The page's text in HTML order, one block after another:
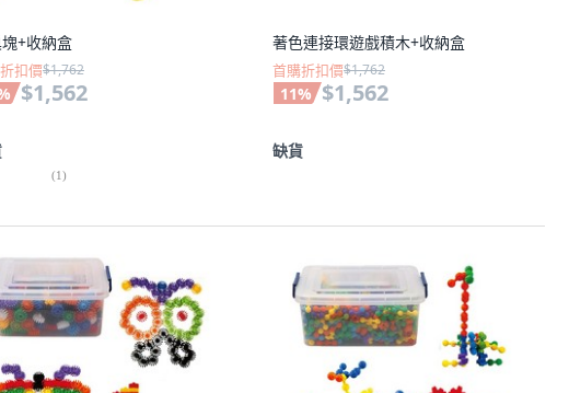
+收納盒
扣價$1,762
$1,562
(1)
著色連接環遊戲積木+收納盒
首購折扣價$1,762
11% $1,562
缺貨